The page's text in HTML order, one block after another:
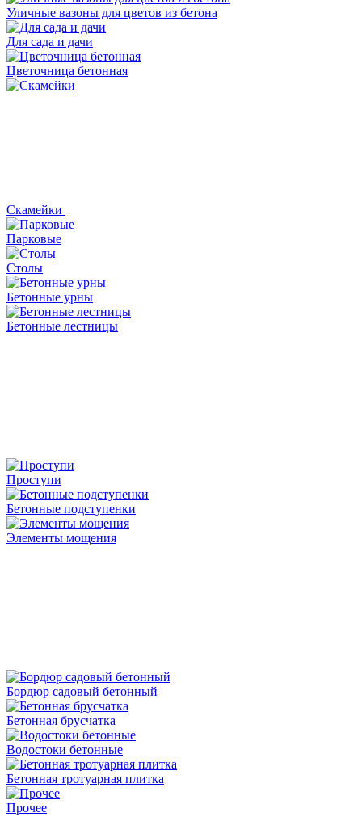
Уличные вазоны для цветов из бетона
Для сада и дачи
Цветочница бетонная
Скамейки
Парковые
Столы
Бетонные урны
Бетонные лестницы
Проступи
Бетонные подступенки
Элементы мощения
Бордюр садовый бетонный
Бетонная брусчатка
Водостоки бетонные
Бетонная тротуарная плитка
Прочее